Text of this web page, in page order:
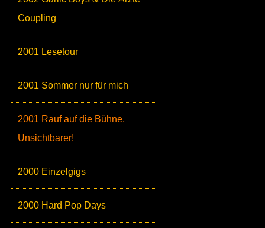
Coupling
2001 Lesetour
2001 Sommer nur für mich
2001 Rauf auf die Bühne,
Unsichtbarer!
2000 Einzelgigs
2000 Hard Pop Days